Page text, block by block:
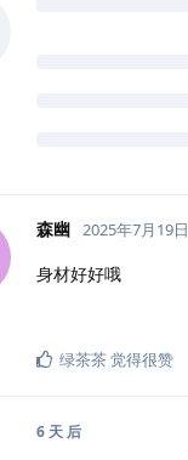
森幽 2025年7月19日
身材好好哦
绿茶茶觉得很赞
6 天 后